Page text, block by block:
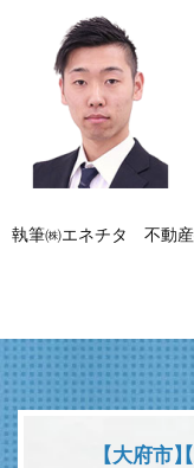
執筆㈱エネチタ 不動
【大府市】